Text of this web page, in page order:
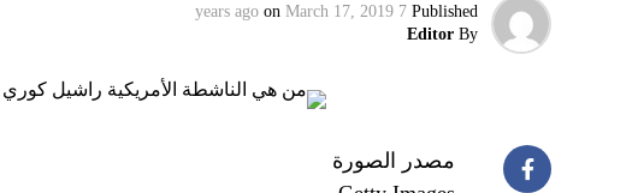
Published
7 years ago
on March 17, 2019
By
Editor
مصدر الصورة